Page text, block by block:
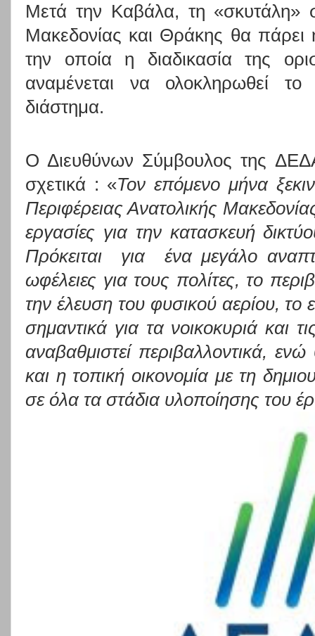
Μετά την Καβάλα, τη «σκυτάλη»
Μακεδονίας και Θράκης θα
την οποία η διαδικασία της
αναμένεται να ολοκληρωθεί
διάστημα.
Ο Διευθύνων Σύμβουλος της
σχετικά : «Τον επόμενο μήνα
Περιφέρειας Ανατολικής
εργασίες για την κατασκευή
Πρόκειται
για
ένα μεγάλο
ωφέλειες για τους πολίτες, το
την έλευση του φυσικού αερίου, το
σημαντικά για τα νοικοκυριά και
αναβαθμιστεί περιβαλλοντικά,
και η τοπική οικονομία με τη
σε όλα τα στάδια υλοποίησης του